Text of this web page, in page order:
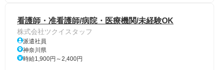
看護師・准看護師/病院・医療機関/未経験OK
株式会社ツクイスタッフ
派遣社員
神奈川県
時給1,900円～2,400円